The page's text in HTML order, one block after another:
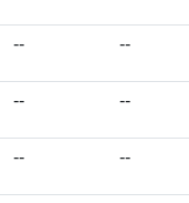
-- --
-- --
-- --